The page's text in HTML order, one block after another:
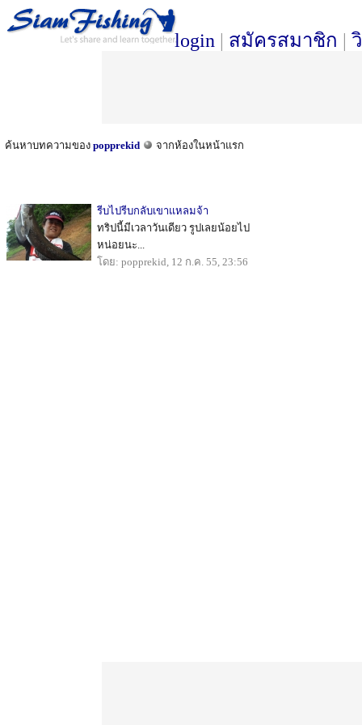
login | สมัครสมาชิก |
ค้นหาบทความของ popprekid จากห้องในหน้าแรก
รีบไปรีบกลับเขาแหลมจ้า
ทริปนี้มีเวลาวันเดียว รูปเลยน้อยไป
หน่อยนะ...
โดย: popprekid, 12 ก.ค. 55, 23:56